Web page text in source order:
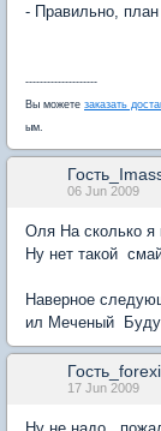
- Правильно, план
--------------------
Вы можете заказать
ым.
06 Jun 2009
Оля На сколько я
Ну нет такой
Наверное
ил Меченый
17 Jun 2009